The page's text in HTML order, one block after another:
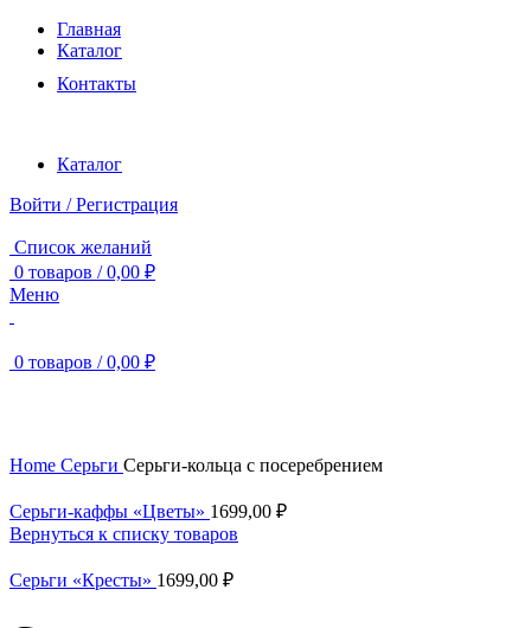
Главная
Каталог
Контакты
Каталог
Войти / Регистрация
Список желаний
0 товаров / 0,00 ₽
Меню
0 товаров / 0,00 ₽
Home Серьги Серьги-кольца c посеребрением
Серьги-каффы «Цветы» 1699,00 ₽
Вернуться к списку товаров
Серьги «Кресты» 1699,00 ₽